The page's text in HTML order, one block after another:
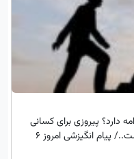
دارد؟ پیروزی برای کسانی
است که تسلیم نمی‌شوند؛ این داستان توست../ پیام انگیزشی امروز 6